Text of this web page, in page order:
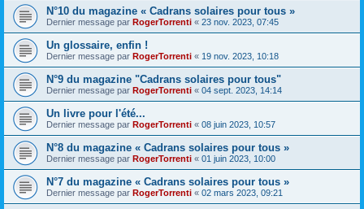
N°10 du magazine « Cadrans solaires pour tous »
Dernier message par RogerTorrenti « 23 nov. 2023, 07:45
Un glossaire, enfin !
Dernier message par RogerTorrenti « 19 nov. 2023, 10:18
N°9 du magazine "Cadrans solaires pour tous"
Dernier message par RogerTorrenti « 04 sept. 2023, 14:14
Un livre pour l'été...
Dernier message par RogerTorrenti « 08 juin 2023, 10:57
N°8 du magazine « Cadrans solaires pour tous »
Dernier message par RogerTorrenti « 01 juin 2023, 10:00
N°7 du magazine « Cadrans solaires pour tous »
Dernier message par RogerTorrenti « 02 mars 2023, 09:21